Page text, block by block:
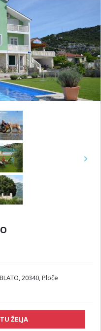
Next
20340, Ploče
ŽELJA